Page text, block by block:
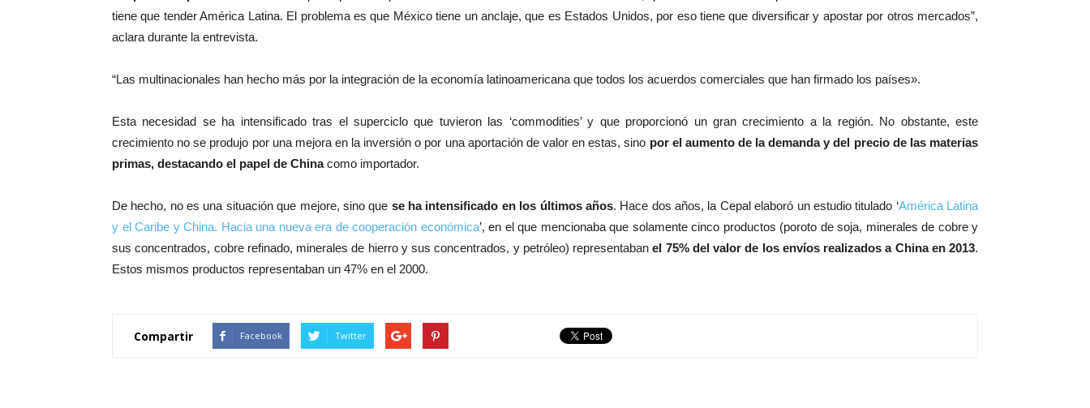
tiene que tender América Latina. El problema es que México tiene un anclaje, que es Estados Unidos, por eso tiene que diversificar y apostar por otros mercados”,
aclara durante la entrevista.
“Las multinacionales han hecho más por la integración de la economía latinoamericana que todos los acuerdos comerciales que han firmado los países».
Esta necesidad se ha intensificado tras el superciclo que tuvieron las ‘commodities’ y que proporcionó un gran crecimiento a la región. No obstante, este
crecimiento no se produjo por una mejora en la inversión o por una aportación de valor en estas, sino por el aumento de la demanda y del precio de las materias
primas, destacando el papel de Chinacomo importador.
De hecho, no es una situación que mejore, sino que se ha intensificado en los últimos años. Hace dos años, la Cepal elaboró un estudio titulado ‘América Latina
y el Caribe y China. Hacia una nueva era de cooperación económica’, en el que mencionaba que solamente cinco productos (poroto de soja, minerales de cobre y
sus concentrados, cobre refinado, minerales de hierro y sus concentrados, y petróleo) representabanel 75% del valor de los envíos realizados a China en 2013.
Estos mismos productos representaban un 47% en el 2000.
Compartir Facebook Twitter